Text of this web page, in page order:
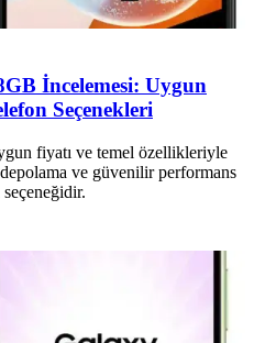
İncelemesi: Uygun
Seçenekleri
fiyatı ve temel özellikleriyle
ve güvenilir performans